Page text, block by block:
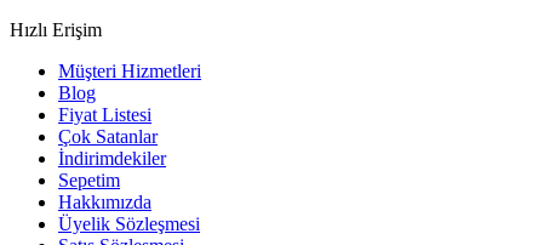
Hızlı Erişim
Müşteri Hizmetleri
Blog
Fiyat Listesi
Çok Satanlar
İndirimdekiler
Sepetim
Hakkımızda
Üyelik Sözleşmesi